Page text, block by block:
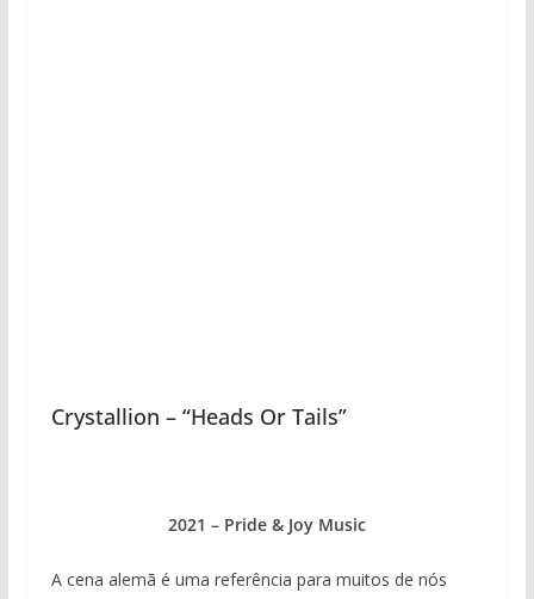
Crystallion – “Heads Or Tails”
2021 – Pride & Joy Music
A cena alemã é uma referência para muitos de nós